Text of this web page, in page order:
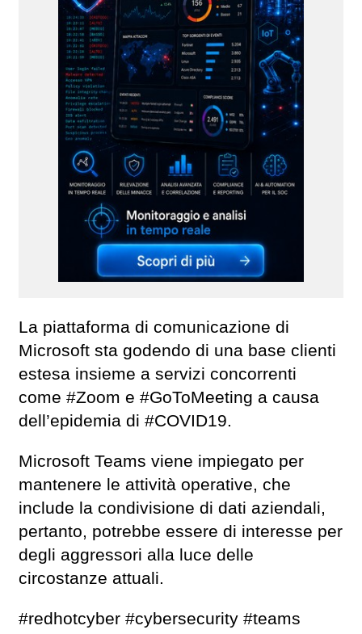
La piattaforma di comunicazione di
Microsoft sta godendo di una base clienti
estesa insieme a servizi concorrenti
come #Zoom e #GoToMeeting a causa
dell’epidemia di #COVID19.
Microsoft Teams viene impiegato per
mantenere le attività operative, che
include la condivisione di dati aziendali,
pertanto, potrebbe essere di interesse per
degli aggressori alla luce delle
circostanze attuali.
#redhotcyber #cybersecurity #teams